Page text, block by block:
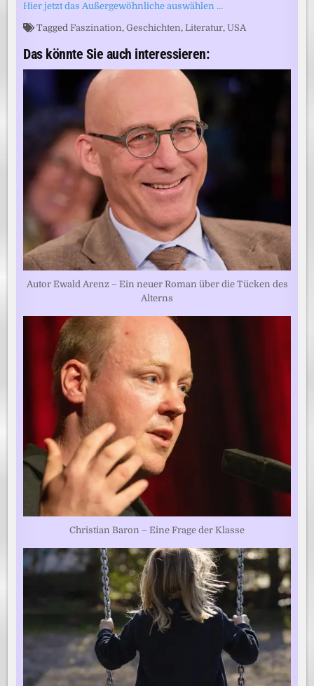
Hier jetzt das Außergewöhnliche auswählen …
TaggedFaszination,Geschichten,Literatur,USA
Das könnte Sie auch interessieren:
Autor Ewald Arenz – Ein neuer Roman über die Tücken des
Alterns
Christian Baron – Eine Frage der Klasse